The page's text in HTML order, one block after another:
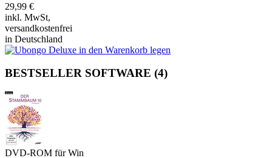
29,99 €
inkl. MwSt,
versandkostenfrei
in Deutschland
BESTSELLER SOFTWARE (4)
DVD-ROM für Win